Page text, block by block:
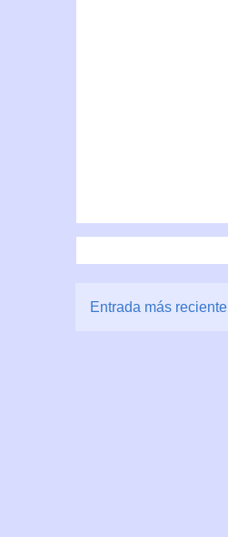
Entrada más reciente